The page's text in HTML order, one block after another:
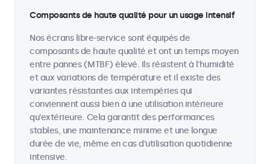
Composants de haute qualité pour un usage intensif
Nos écrans libre-service sont équipés de
composants de haute qualité et ont un temps moyen
entre pannes (MTBF) élevé. Ils résistent à l'humidité
et aux variations de température et il existe des
variantes résistantes aux intempéries qui
conviennent aussi bien à une utilisation intérieure
qu'extérieure. Cela garantit des performances
stables, une maintenance minime et une longue
durée de vie, même en cas d'utilisation quotidienne
intensive.